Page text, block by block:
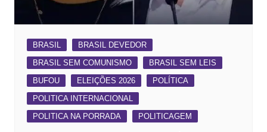
BRASIL
BRASIL DEVEDOR
BRASIL SEM COMUNISMO
BRASIL SEM LEIS
BUFOU
ELEIÇÕES 2026
POLÍTICA
POLITICA INTERNACIONAL
POLITICA NA PORRADA
POLITICAGEM